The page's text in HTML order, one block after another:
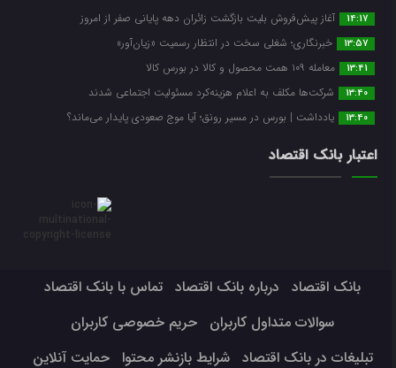
14:17 آغاز پیش‌فروش بلیت بازگشت زائران دهه پایانی صفر از امروز
13:57 خبرنگاری؛ شغلی سخت در انتظار رسمیت «زیان‌آور»
13:41 معامله ۱۰۹ همت محصول و کالا در بورس کالا
13:40 شرکت‌ها مکلف به اعلام هزینه‌کرد مسئولیت اجتماعی شدند
13:40 یادداشت | بورس در مسیر رونق؛ آیا موج صعودی پایدار می‌ماند؟
اعتبار بانک اقتصاد
بانک اقتصاد درباره بانک اقتصاد
تماس با بانک اقتصاد
سوالات متداول کاربران
حریم خصوصی کاربران
تبلیغات در بانک اقتصاد
شرایط بازنشر محتوا حمایت آنلاین